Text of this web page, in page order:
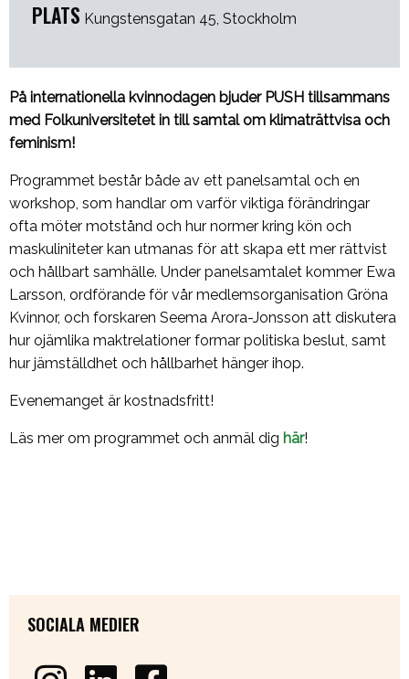
PLATS Kungstensgatan 45, Stockholm
På internationella kvinnodagen bjuder PUSH tillsammans
med Folkuniversitetet in till samtal om klimaträttvisa och
feminism!
Programmet består både av ett panelsamtal och en
workshop, som handlar om varför viktiga förändringar
ofta möter motstånd och hur normer kring kön och
maskuliniteter kan utmanas för att skapa ett mer rättvist
och hållbart samhälle. Under panelsamtalet kommer Ewa
Larsson, ordförande för vår medlemsorganisation Gröna
Kvinnor, och forskaren Seema Arora-Jonsson att diskutera
hur ojämlika maktrelationer formar politiska beslut, samt
hur jämställdhet och hållbarhet hänger ihop.
Evenemanget är kostnadsfritt!
Läs mer om programmet och anmäl dig här!
SOCIALA MEDIER